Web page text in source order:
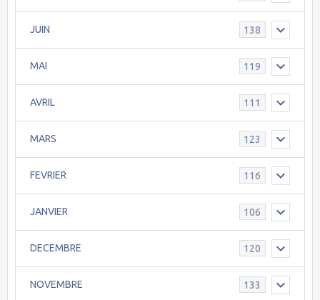
JUIN 138
MAI 119
AVRIL 111
MARS 123
FEVRIER 116
JANVIER 106
DECEMBRE 120
NOVEMBRE 133